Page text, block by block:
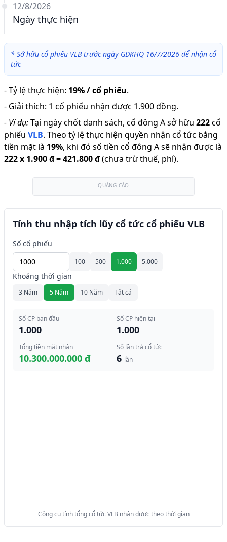
12/8/2026
Ngày thực hiện
* Sở hữu cổ phiếu VLB trước ngày GDKHQ 16/7/2026 để nhận cổ
tức
-Tỷ lệ thực hiện: 19% / cổ phiếu.
- Giải thích: 1 cổ phiếu nhận được 1.900 đồng.
- Ví dụ:Tại ngày chốt danh sách, cổ đông A sở hữu 222cổ
phiếu VLB. Theo tỷ lệ thực hiện quyền nhận cổ tức bằng
tiền mặt là 19%, khi đó số tiền cổ đông A sẽ nhận được là
222x 1.900 đ=421.800 đ(chưa trừ thuế, phí).
QUẢNG CÁO
Tính thu nhập tích lũy cổ tức cổ phiếu VLB
Số cổ phiếu
100 500 1.000 5.000
Khoảng thời gian
3 Năm 5 Năm 10 Năm Tất cả
Số CP ban đầu
1.000
Số CP hiện tại
1.000
Tổng tiền mặt nhận
10.300.000.000 đ
Số lần trả cổ tức
6 lần
Công cụ tính tổng cổ tức VLB nhận được theo thời gian